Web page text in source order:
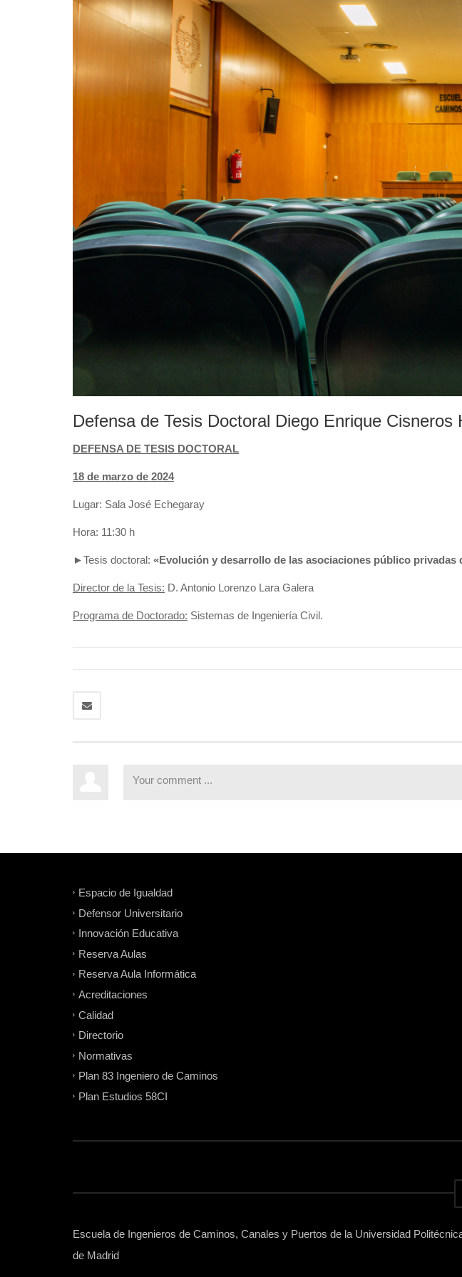
Defensa de Tesis Doctoral Diego Enrique Cisneros
DEFENSA DE TESIS DOCTORAL
18 de marzo de 2024
Lugar: Sala José Echegaray
Hora: 11:30 h
►Tesis doctoral: «Evolución y desarrollo de las asociaciones público
Director de la Tesis: D. Antonio Lorenzo Lara Galera
Programa de Doctorado: Sistemas de Ingeniería Civil.
Espacio de Igualdad
Defensor Universitario
Innovación Educativa
Reserva Aulas
Reserva Aula Informática
Acreditaciones
Calidad
Directorio
Normativas
Plan 83 Ingeniero de Caminos
Plan Estudios 58CI
Escuela de Ingenieros de Caminos, Canales y Puertos de la Universidad
de Madrid